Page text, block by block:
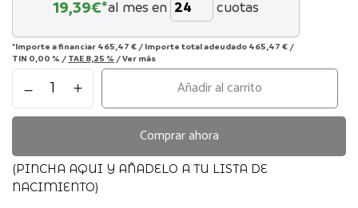
19,39€*al mes en cuotas
*Importe a financiar 465,47 € / Importe total adeudado 465,47 € /
TIN 0,00 % / TAE 8,25 % /Ver más
Pro
Style
Römer
cantidad
Añadir al carrito
Comprar ahora
(PINCHA AQUI Y AÑADELO A TU LISTA DE
NACIMIENTO)